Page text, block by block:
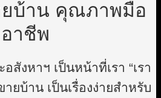
บ้าน คุณภาพมือ
อาชีพ
สังหาฯ เป็นหน้าที่เรา “เรา
ยบ้าน เป็นเรื่องง่ายสำหรับ